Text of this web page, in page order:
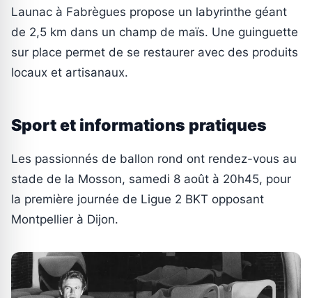
Launac à Fabrègues propose un labyrinthe géant
de 2,5 km dans un champ de maïs. Une guinguette
sur place permet de se restaurer avec des produits
locaux et artisanaux.
Sport et informations pratiques
Les passionnés de ballon rond ont rendez-vous au
stade de la Mosson, samedi 8 août à 20h45, pour
la première journée de Ligue 2 BKT opposant
Montpellier à Dijon.